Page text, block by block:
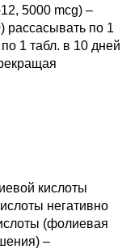
5000 mcg) –
по 1
1 табл. в 10 дней
кислоты
негативно
(фолиевая
–